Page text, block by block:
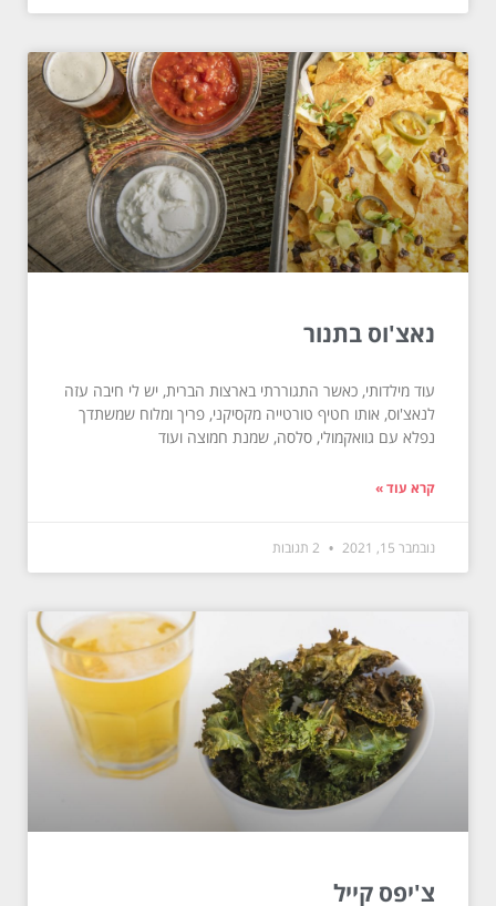
נאצ'וס בתנור
עוד מילדותי, כאשר התגוררתי בארצות הברית, יש לי חיבה עזה
לנאצ'וס, אותו חטיף טורטייה מקסיקני, פריך ומלוח שמשתדך
נפלא עם גוואקמולי, סלסה, שמנת חמוצה ועוד
קרא עוד »
נובמבר 15, 2021
צ'יפס קייל